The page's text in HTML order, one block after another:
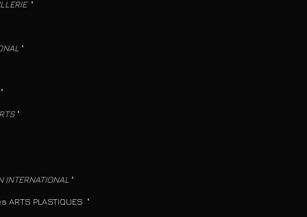
"
"
"
INTERNATIONAL "
PLASTIQUES "